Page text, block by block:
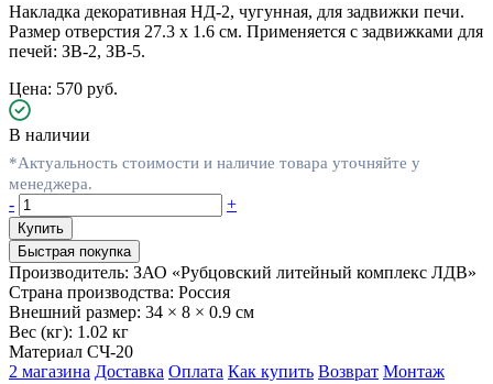
Накладка декоративная НД-2, чугунная, для задвижки печи.
Размер отверстия 27.3 х 1.6 см. Применяется с задвижками для
печей: ЗВ-2, ЗВ-5.
Цена: 570 руб.
В наличии
*Актуальность стоимости и наличие товара уточняйте у
менеджера.
-
+
Быстрая покупка
Производитель: ЗАО «Рубцовский литейный комплекс ЛДВ»
Страна производства: Россия
Внешний размер: 34 × 8 × 0.9 см
Вес (кг): 1.02 кг
Материал СЧ-20
2 магазина Доставка Оплата Как купить Возврат Монтаж